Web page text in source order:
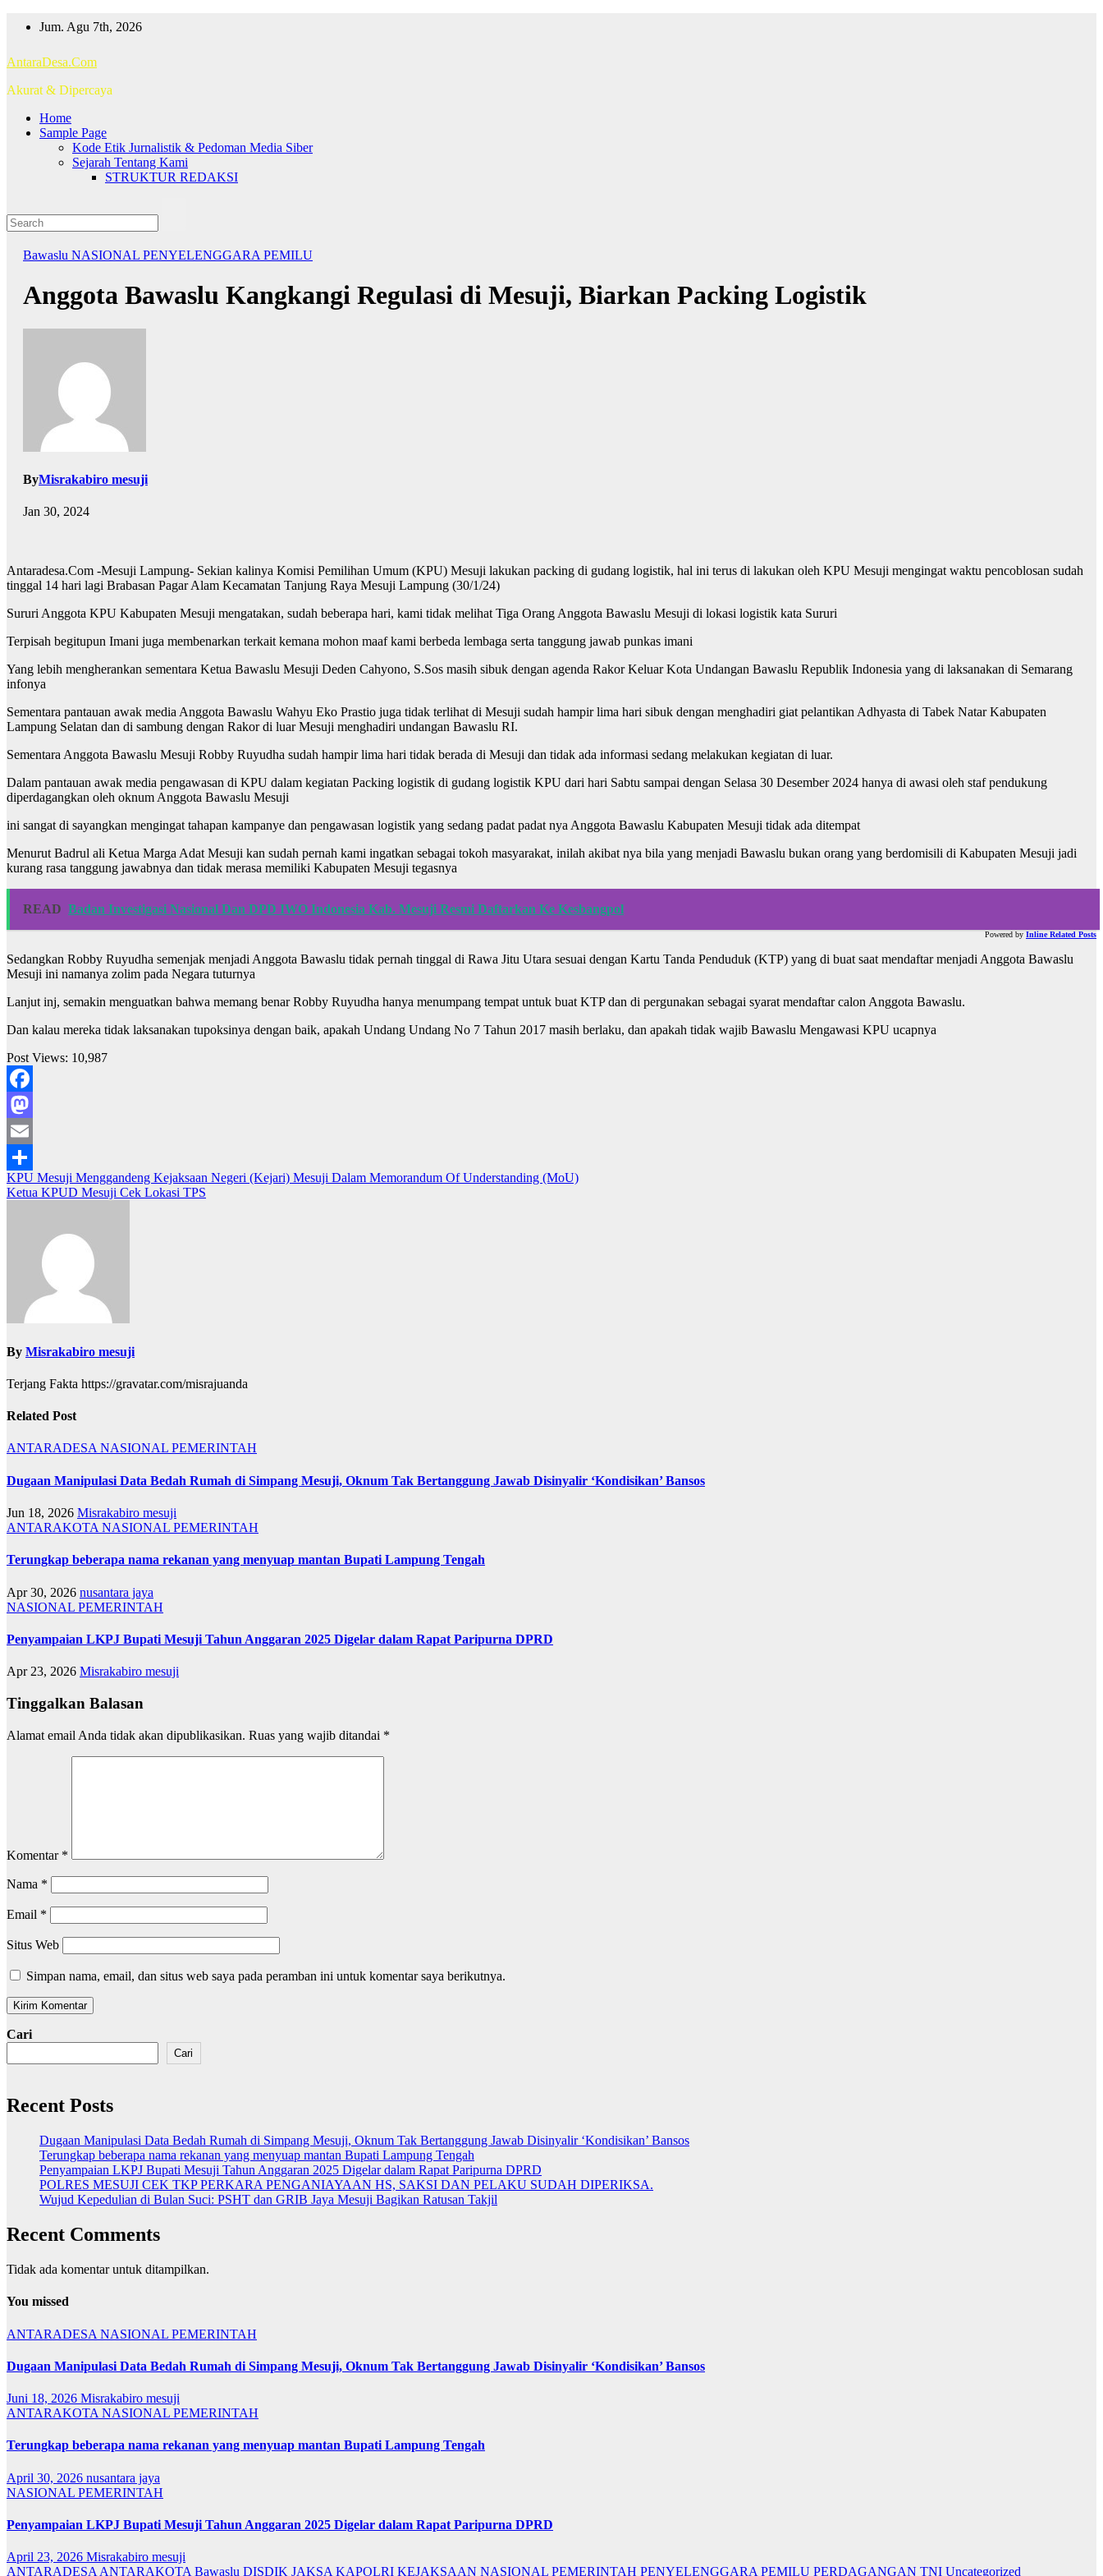
Jum. Agu 7th, 2026
AntaraDesa.Com
Akurat & Dipercaya
Home
Sample Page
Kode Etik Jurnalistik & Pedoman Media Siber
Sejarah Tentang Kami
STRUKTUR REDAKSI
Bawaslu NASIONAL PENYELENGGARA PEMILU
Anggota Bawaslu Kangkangi Regulasi di Mesuji, Biarkan Packing Logistik
ByMisrakabiro mesuji
Jan 30, 2024
Antaradesa.Com -Mesuji Lampung- Sekian kalinya Komisi Pemilihan Umum (KPU) Mesuji lakukan packing di gudang logistik, hal ini terus di lakukan oleh KPU Mesuji mengingat waktu pencoblosan sudah
tinggal 14 hari lagi Brabasan Pagar Alam Kecamatan Tanjung Raya Mesuji Lampung (30/1/24)
Sururi Anggota KPU Kabupaten Mesuji mengatakan, sudah beberapa hari, kami tidak melihat Tiga Orang Anggota Bawaslu Mesuji di lokasi logistik kata Sururi
Terpisah begitupun Imani juga membenarkan terkait kemana mohon maaf kami berbeda lembaga serta tanggung jawab punkas imani
Yang lebih mengherankan sementara Ketua Bawaslu Mesuji Deden Cahyono, S.Sos masih sibuk dengan agenda Rakor Keluar Kota Undangan Bawaslu Republik Indonesia yang di laksanakan di Semarang
infonya
Sementara pantauan awak media Anggota Bawaslu Wahyu Eko Prastio juga tidak terlihat di Mesuji sudah hampir lima hari sibuk dengan menghadiri giat pelantikan Adhyasta di Tabek Natar Kabupaten
Lampung Selatan dan di sambung dengan Rakor di luar Mesuji menghadiri undangan Bawaslu RI.
Sementara Anggota Bawaslu Mesuji Robby Ruyudha sudah hampir lima hari tidak berada di Mesuji dan tidak ada informasi sedang melakukan kegiatan di luar.
Dalam pantauan awak media pengawasan di KPU dalam kegiatan Packing logistik di gudang logistik KPU dari hari Sabtu sampai dengan Selasa 30 Desember 2024 hanya di awasi oleh staf pendukung
diperdagangkan oleh oknum Anggota Bawaslu Mesuji
ini sangat di sayangkan mengingat tahapan kampanye dan pengawasan logistik yang sedang padat padat nya Anggota Bawaslu Kabupaten Mesuji tidak ada ditempat
Menurut Badrul ali Ketua Marga Adat Mesuji kan sudah pernah kami ingatkan sebagai tokoh masyarakat, inilah akibat nya bila yang menjadi Bawaslu bukan orang yang berdomisili di Kabupaten Mesuji jadi
kurang rasa tanggung jawabnya dan tidak merasa memiliki Kabupaten Mesuji tegasnya
READ Badan Investigasi Nasional Dan DPD IWO Indonesia Kab. Mesuji Resmi Daftarkan Ke Kesbangpol
Powered by Inline Related Posts
Sedangkan Robby Ruyudha semenjak menjadi Anggota Bawaslu tidak pernah tinggal di Rawa Jitu Utara sesuai dengan Kartu Tanda Penduduk (KTP) yang di buat saat mendaftar menjadi Anggota Bawaslu
Mesuji ini namanya zolim pada Negara tuturnya
Lanjut inj, semakin menguatkan bahwa memang benar Robby Ruyudha hanya menumpang tempat untuk buat KTP dan di pergunakan sebagai syarat mendaftar calon Anggota Bawaslu.
Dan kalau mereka tidak laksanakan tupoksinya dengan baik, apakah Undang Undang No 7 Tahun 2017 masih berlaku, dan apakah tidak wajib Bawaslu Mengawasi KPU ucapnya
Post Views: 10,987
Facebook
Mastodon
Email
Share
Navigasi
pos
KPU Mesuji Menggandeng Kejaksaan Negeri (Kejari) Mesuji Dalam Memorandum Of Understanding (MoU)
Ketua KPUD Mesuji Cek Lokasi TPS
By Misrakabiro mesuji
Terjang Fakta https://gravatar.com/misrajuanda
Related Post
ANTARADESANASIONAL PEMERINTAH
Dugaan Manipulasi Data Bedah Rumah di Simpang Mesuji, Oknum Tak Bertanggung Jawab Disinyalir ‘Kondisikan’ Bansos
Jun 18, 2026 Misrakabiro mesuji
ANTARAKOTA NASIONAL PEMERINTAH
Terungkap beberapa nama rekanan yang menyuap mantan Bupati Lampung Tengah
Apr 30, 2026 nusantara jaya
NASIONAL PEMERINTAH
Penyampaian LKPJ Bupati Mesuji Tahun Anggaran 2025 Digelar dalam Rapat Paripurna DPRD
Apr 23, 2026 Misrakabiro mesuji
Tinggalkan Balasan
Alamat email Anda tidak akan dipublikasikan. Ruas yang wajib ditandai *
Komentar *
Nama *
Email *
Situs Web
Simpan nama, email, dan situs web saya pada peramban ini untuk komentar saya berikutnya.
Cari
Cari
Recent Posts
Dugaan Manipulasi Data Bedah Rumah di Simpang Mesuji, Oknum Tak Bertanggung Jawab Disinyalir ‘Kondisikan’ Bansos
Terungkap beberapa nama rekanan yang menyuap mantan Bupati Lampung Tengah
Penyampaian LKPJ Bupati Mesuji Tahun Anggaran 2025 Digelar dalam Rapat Paripurna DPRD
POLRES MESUJI CEK TKP PERKARA PENGANIAYAAN HS, SAKSI DAN PELAKU SUDAH DIPERIKSA.
Wujud Kepedulian di Bulan Suci: PSHT dan GRIB Jaya Mesuji Bagikan Ratusan Takjil
Recent Comments
Tidak ada komentar untuk ditampilkan.
You missed
ANTARADESA NASIONAL PEMERINTAH
Dugaan Manipulasi Data Bedah Rumah di Simpang Mesuji, Oknum Tak Bertanggung Jawab Disinyalir ‘Kondisikan’ Bansos
Juni 18, 2026 Misrakabiro mesuji
ANTARAKOTA NASIONAL PEMERINTAH
Terungkap beberapa nama rekanan yang menyuap mantan Bupati Lampung Tengah
April 30, 2026 nusantara jaya
NASIONAL PEMERINTAH
Penyampaian LKPJ Bupati Mesuji Tahun Anggaran 2025 Digelar dalam Rapat Paripurna DPRD
April 23, 2026 Misrakabiro mesuji
ANTARADESA ANTARAKOTA Bawaslu DISDIK JAKSA KAPOLRI KEJAKSAAN NASIONAL PEMERINTAH PENYELENGGARA PEMILU PERDAGANGAN TNI Uncategorized